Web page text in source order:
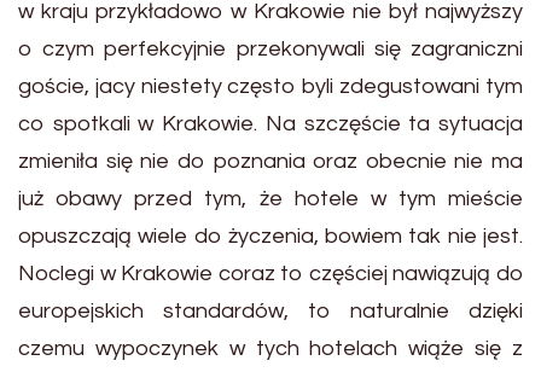
w kraju przykładowo w Krakowie nie był najwyższy
o czym perfekcyjnie przekonywali się zagraniczni
goście, jacy niestety często byli zdegustowani tym
co spotkali w Krakowie. Na szczęście ta sytuacja
zmieniła się nie do poznania oraz obecnie nie ma
już obawy przed tym, że hotele w tym mieście
opuszczają wiele do życzenia, bowiem tak nie jest.
Noclegi w Krakowie coraz to częściej nawiązują do
europejskich standardów, to naturalnie dzięki
czemu wypoczynek w tych hotelach wiąże się z